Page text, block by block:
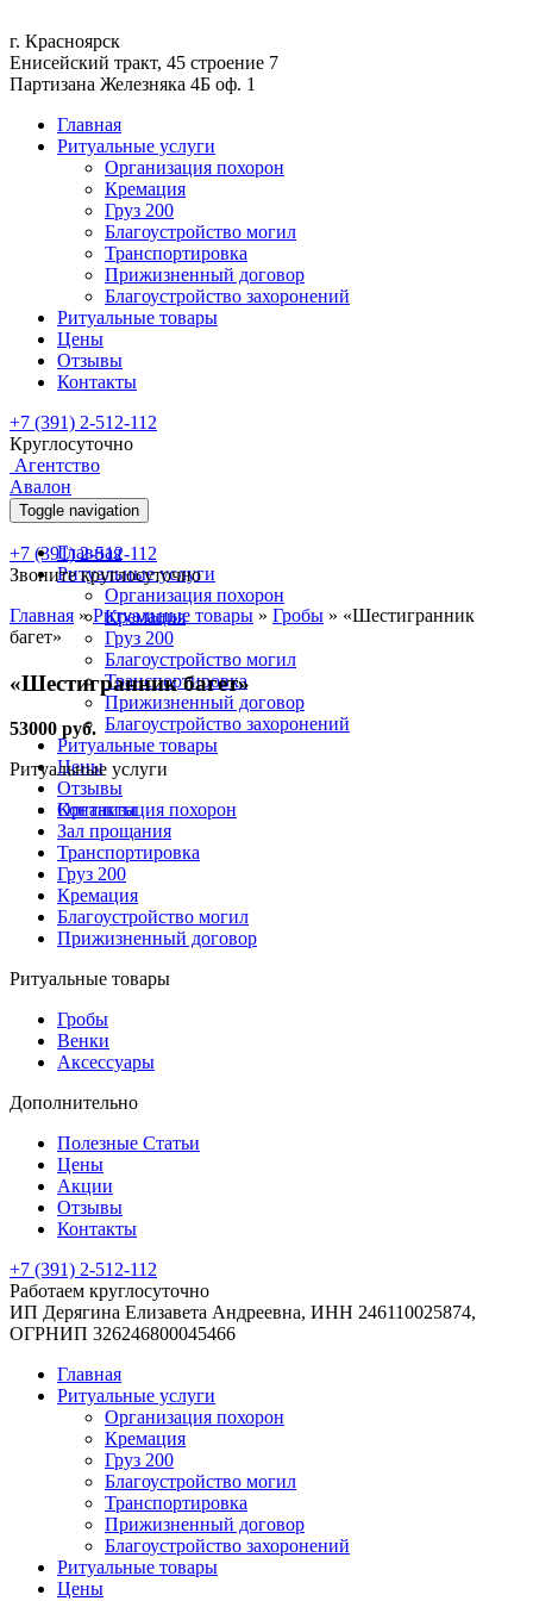
г. Красноярск
Енисейский тракт, 45 строение 7
Партизана Железняка 4Б оф. 1
Главная
Ритуальные услуги
Организация похорон
Кремация
Груз 200
Благоустройство могил
Транспортировка
Прижизненный договор
Благоустройство захоронений
Ритуальные товары
Цены
Отзывы
Контакты
+7 (391) 2-512-112
Круглосуточно
Агентство
Авалон
Toggle navigation
Главная
Ритуальные услуги
Организация похорон
Кремация
Груз 200
Благоустройство могил
Транспортировка
Прижизненный договор
Благоустройство захоронений
Ритуальные товары
Цены
Отзывы
Контакты
+7 (391) 2-512-112
Звоните круглосуточно
Главная »Ритуальные товары » Гробы » «Шестигранник
багет»
«Шестигранник багет»
53000 руб.
Ритуальные услуги
Организация похорон
Зал прощания
Транспортировка
Груз 200
Кремация
Благоустройство могил
Прижизненный договор
Ритуальные товары
Гробы
Венки
Аксессуары
Дополнительно
Полезные Статьи
Цены
Акции
Отзывы
Контакты
+7 (391) 2-512-112
Работаем круглосуточно
ИП Дерягина Елизавета Андреевна, ИНН 246110025874,
ОГРНИП 326246800045466
Главная
Ритуальные услуги
Организация похорон
Кремация
Груз 200
Благоустройство могил
Транспортировка
Прижизненный договор
Благоустройство захоронений
Ритуальные товары
Цены